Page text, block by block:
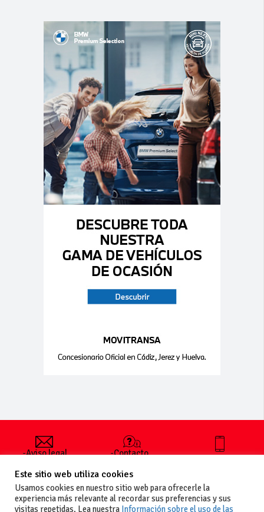
-Aviso legal
generales
de uso
-Política de
-Contacto
publicar un
anuncio
-Vende+
+34 627 35
Este sitio web utiliza cookies
Usamos cookies en nuestro sitio web para ofrecerle la
experiencia más relevante al recordar sus preferencias y sus
visitas repetidas. Lea nuestra Información sobre el uso de las